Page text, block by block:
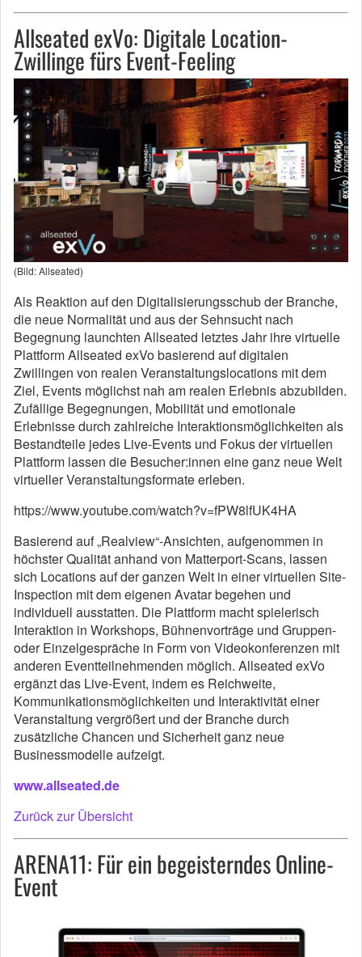
Allseated exVo: Digitale Location-
Zwillinge fürs Event-Feeling
(Bild: Allseated)
Als Reaktion auf den Digitalisierungsschub der Branche,
die neue Normalität und aus der Sehnsucht nach
Begegnung launchten Allseated letztes Jahr ihre virtuelle
Plattform Allseated exVo basierend auf digitalen
Zwillingen von realen Veranstaltungslocations mit dem
Ziel, Events möglichst nah am realen Erlebnis abzubilden.
Zufällige Begegnungen, Mobilität und emotionale
Erlebnisse durch zahlreiche Interaktionsmöglichkeiten als
Bestandteile jedes Live-Events und Fokus der virtuellen
Plattform lassen die Besucher:innen eine ganz neue Welt
virtueller Veranstaltungsformate erleben.
https://www.youtube.com/watch?v=fPW8lfUK4HA
Basierend auf „Realview“-Ansichten, aufgenommen in
höchster Qualität anhand von Matterport-Scans, lassen
sich Locations auf der ganzen Welt in einer virtuellen Site-
Inspection mit dem eigenen Avatar begehen und
individuell ausstatten. Die Plattform macht spielerisch
Interaktion in Workshops, Bühnenvorträge und Gruppen-
oder Einzelgespräche in Form von Videokonferenzen mit
anderen Eventteilnehmenden möglich. Allseated exVo
ergänzt das Live-Event, indem es Reichweite,
Kommunikationsmöglichkeiten und Interaktivität einer
Veranstaltung vergrößert und der Branche durch
zusätzliche Chancen und Sicherheit ganz neue
Businessmodelle aufzeigt.
www.allseated.de
Zurück zur Übersicht
ARENA11: Für ein begeisterndes Online-
Event